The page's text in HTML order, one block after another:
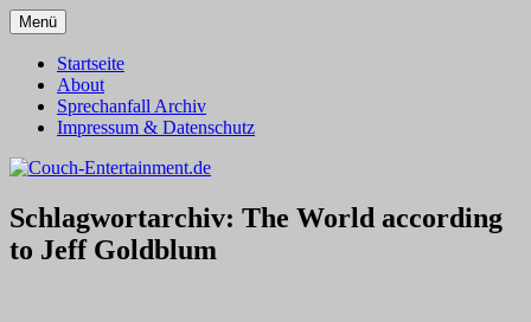
Zum
Inhalt
springen
Couch-Entertainment.de
Menü
Startseite
About
Sprechanfall Archiv
Impressum & Datenschutz
Schlagwortarchiv: The World according
to Jeff Goldblum